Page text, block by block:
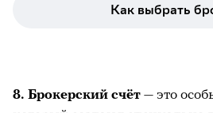
Как выбрать
8. Брокерский счёт — это